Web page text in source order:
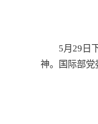
5月29日
神。国际部党